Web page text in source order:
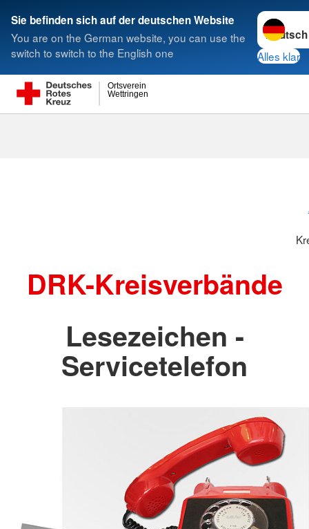
Sie befinden sich auf der deutschen Website
You are on the German website, you can use the
switch to switch to the English one
Sprache
Alles klar
Wettringen
Ortsverein
Suche
DRK-Kreisverbände
Lesezeichen -
Servicetelefon